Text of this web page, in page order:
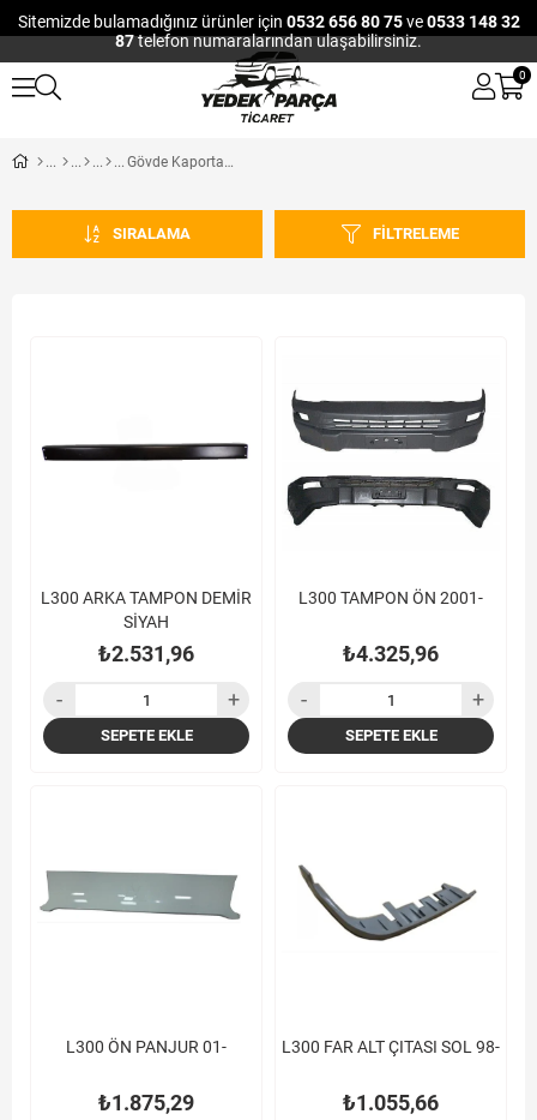
Sitemizde bulamadığınız ürünler için 0532 656 80 75ve0533 148 32
87telefon numaralarından ulaşabilirsiniz.
0
Gövde Kaporta ve Trim
FILTRELEME
SIRALAMA
L300 ARKA TAMPON DEMİR
SİYAH
₺2.531,96
SEPETE EKLE
L300 TAMPON ÖN 2001-
₺4.325,96
SEPETE EKLE
L300 ÖN PANJUR 01-
₺1.875,29
L300 FAR ALT ÇITASI SOL 98-
₺1.055,66